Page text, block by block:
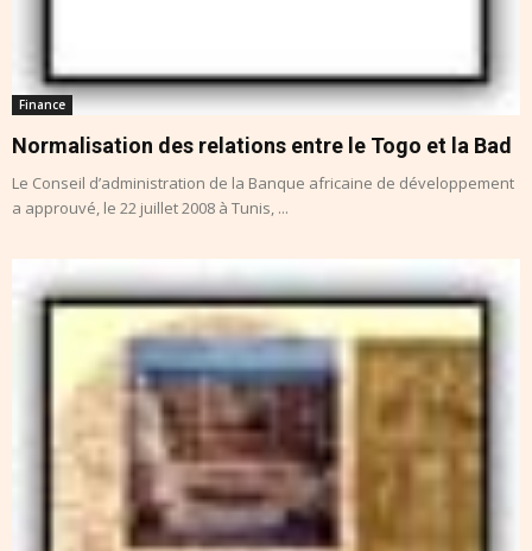
Finance
Normalisation des relations entre le Togo et la Bad
Le Conseil d’administration de la Banque africaine de développement
a approuvé, le 22 juillet 2008 à Tunis, ...